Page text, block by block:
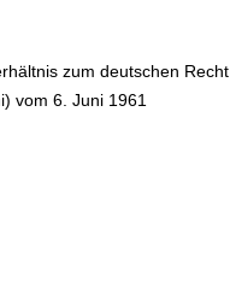
zum deutschen Recht
vom 6. Juni 1961